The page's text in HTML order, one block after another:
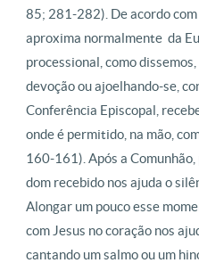
85; 281-282). De acordo
aproxima normalmente da
processional, como
devoção ou ajoelhando-se,
Conferência Episcopal,
onde é permitido, na mão,
160-161). Após a
dom recebido nos ajuda o
Alongar um pouco esse
com Jesus no coração nos
cantando um salmo ou um